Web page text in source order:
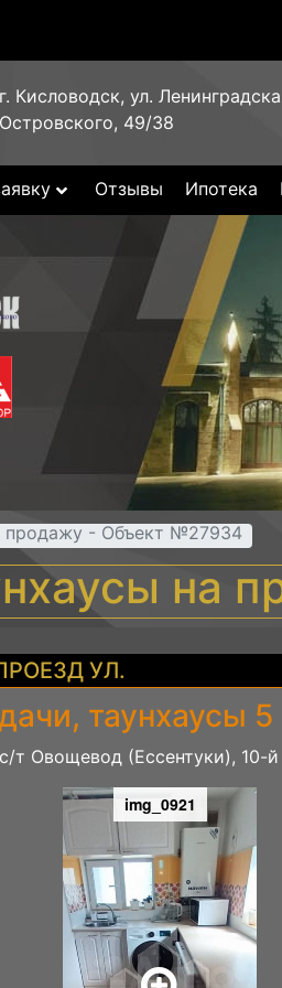
г. Кисловодск, ул.
Островского, 49/38
Отзывы Ипотека
продажу - Объект №27934
на
УЛ.
таунхаусы
т Овощевод (Ессентуки), 10-й
img_0921